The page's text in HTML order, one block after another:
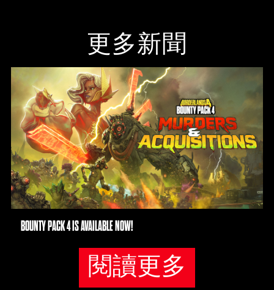
更多新聞
BOUNTY PACK 4 IS AVAILABLE NOW!
閱讀更多